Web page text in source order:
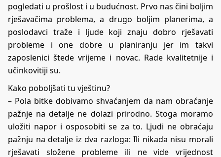
pogledati u prošlost i u budućnost. Prvo nas čini boljim
rješavačima problema, a drugo boljim planerima, a
poslodavci traže i ljude koji znaju dobro rješavati
probleme i one dobre u planiranju jer im takvi
zaposlenici štede vrijeme i novac. Rade kvalitetnije i
učinkovitiji su.
Kako poboljšati tu vještinu?
– Pola bitke dobivamo shvaćanjem da nam obraćanje
pažnje na detalje ne dolazi prirodno. Stoga moramo
uložiti napor i osposobiti se za to. Ljudi ne obraćaju
pažnju na detalje iz dva razloga: Ili nikada nisu morali
rješavati složene probleme ili ne vide vrijednost